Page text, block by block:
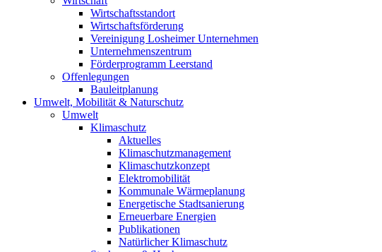
Wirtschaftsstandort
Wirtschaftsförderung
Vereinigung Losheimer Unternehmen
Unternehmenszentrum
Förderprogramm Leerstand
Offenlegungen
Bauleitplanung
Umwelt, Mobilität & Naturschutz
Umwelt
Klimaschutz
Aktuelles
Klimaschutzmanagement
Klimaschutzkonzept
Elektromobilität
Kommunale Wärmeplanung
Energetische Stadtsanierung
Erneuerbare Energien
Publikationen
Natürlicher Klimaschutz